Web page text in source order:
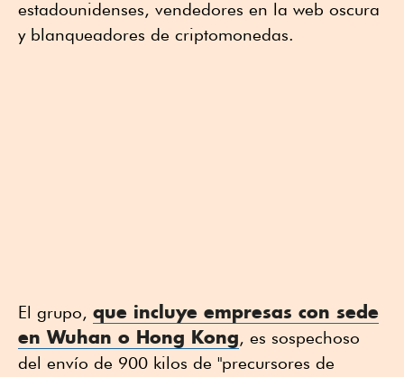
estadounidenses, vendedores en la web oscura
y blanqueadores de criptomonedas.
El grupo, que incluye empresas con sede
en Wuhan o Hong Kong, es sospechoso
del envío de 900 kilos de "precursores de